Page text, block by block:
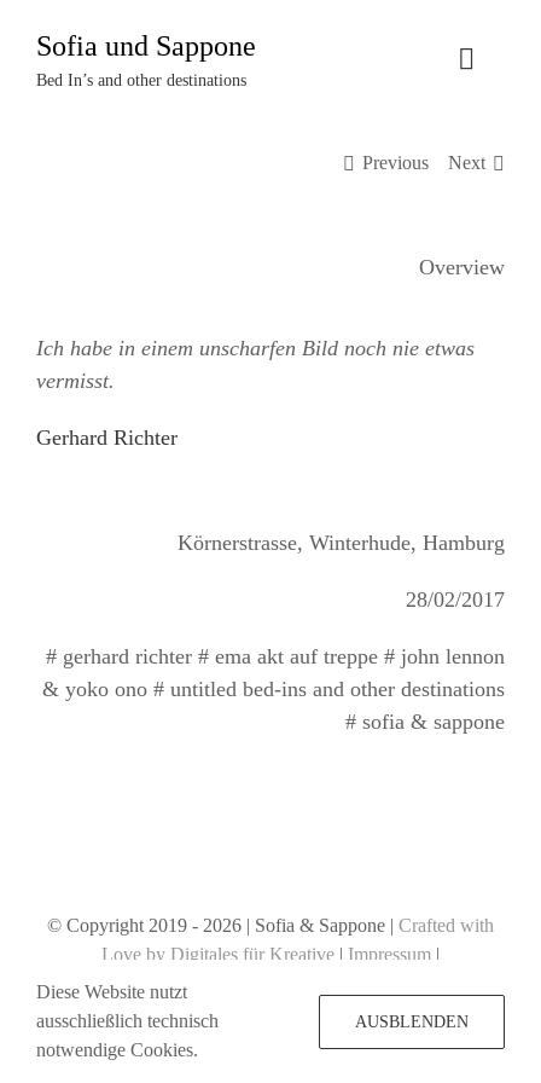
Inhalt
springen
Sofia und Sappone
Bed In’s and other destinations
Toggle
Termine
Previous Next
Overview
Ich habe in einem unscharfen Bild noch nie etwas
vermisst.
Gerhard Richter
Körnerstrasse, Winterhude, Hamburg
28/02/2017
# gerhard richter # ema akt auf treppe # john lennon
& yoko ono # untitled bed-ins and other destinations
# sofia & sappone
© Copyright 2019 - 2026 | Sofia & Sappone | Crafted with
Love by Digitales für Kreative | Impressum |
Diese Website nutzt
ausschließlich technisch
notwendige Cookies.
AUSBLENDEN